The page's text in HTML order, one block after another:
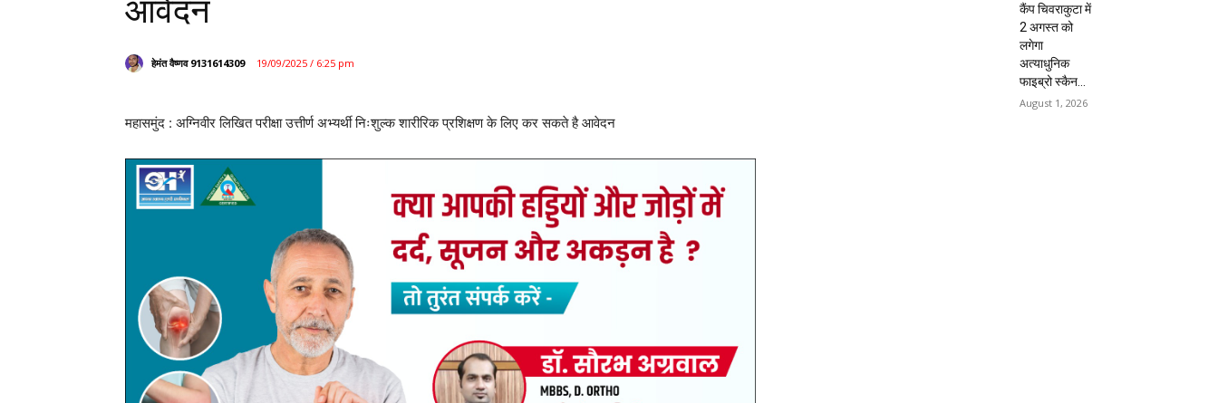
आवेदन
हेमंत वैष्णव 9131614309 19/09/2025 / 6:25 pm
महासमुंद : अग्निवीर लिखित परीक्षा उत्तीर्ण अभ्यर्थी निःशुल्क शारीरिक प्रशिक्षण के लिए कर सकते है आवेदन
कैंप चिवराकुटा में
2 अगस्त को
लगेगा
अत्याधुनिक
फाइब्रो स्कैन...
August 1, 2026